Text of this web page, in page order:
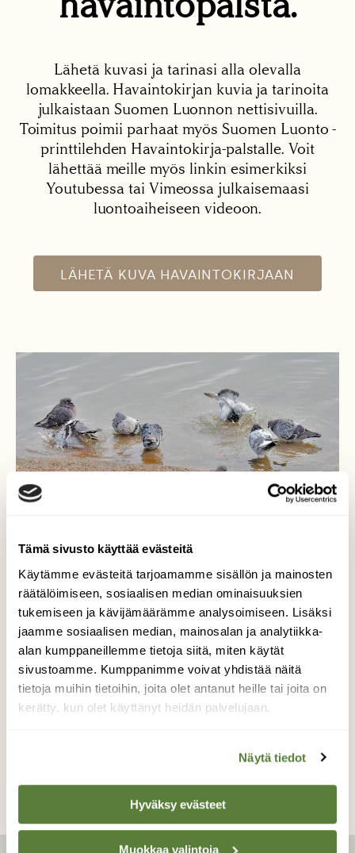
Tämä sivusto käyttää evästeitä
Käytämme evästeitä tarjoamamme sisällön ja mainosten
räätälöimiseen, sosiaalisen median ominaisuuksien
tukemiseen ja kävijämäärämme analysoimiseen. Lisäksi
jaamme sosiaalisen median, mainosalan ja analytiikka-
alan kumppaneillemme tietoja siitä, miten käytät
sivustoamme. Kumppanimme voivat yhdistää näitä
tietoja muihin tietoihin, joita olet antanut heille tai joita on
kerätty, kun olet käyttänyt heidän palvelujaan.
Näytä tiedot
Hyväksy evästeet
Muokkaa valintoja
Lähetä kuvasi ja tarinasi alla olevalla
lomakkeella. Havaintokirjan kuvia ja tarinoita
julkaistaan Suomen Luonnon nettisivuilla.
Toimitus poimii parhaat myös Suomen Luonto -
printtilehden Havaintokirja-palstalle. Voit
lähettää meille myös linkin esimerkiksi
Youtubessa tai Vimeossa julkaisemaasi
luontoaiheiseen videoon.
LÄHETÄ KUVA HAVAINTOKIRJAAN
Vesilintujako?
Kesykyyhkytkin haluavat kylpeä joskus.
Valokuvaaja: Reijo Juurinen, Töölönlahti Syyskuu